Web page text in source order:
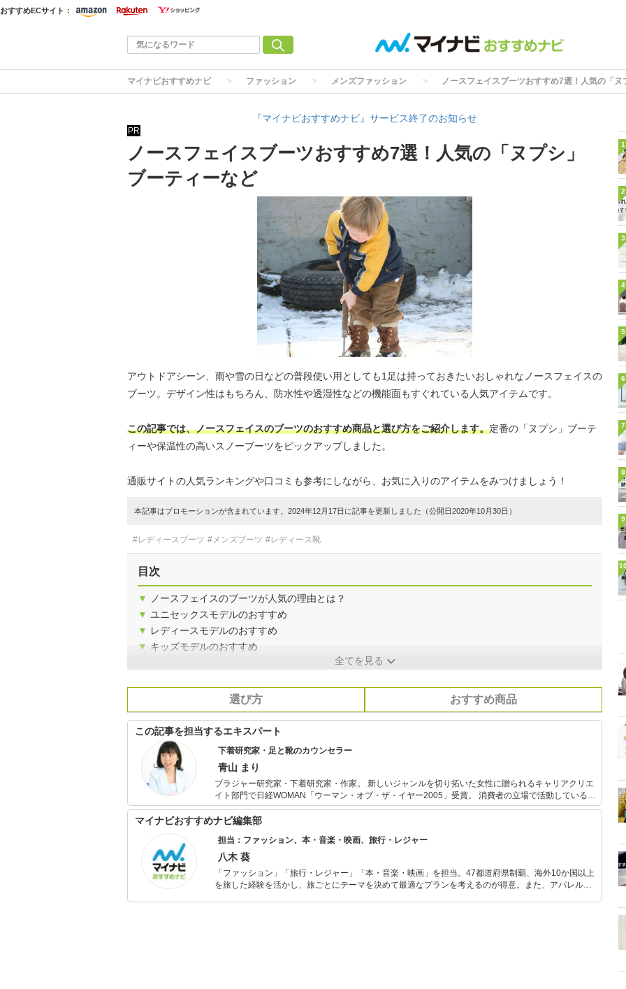
おすすめECサイト：
マイナビおすすめナビ ファッション メンズファッション ノースフェイスブーツおすすめ7選！人気の「
『マイナビおすすめナビ』サービス終了のお知らせ
PR
ノースフェイスブーツおすすめ7選！人気の「ヌプシ」
ブーティーなど
アウトドアシーン、雨や雪の日などの普段使い用としても1足は持っておきたいおしゃれなノースフェイスの
ブーツ。デザイン性はもちろん、防水性や透湿性などの機能面もすぐれている人気アイテムです。
この記事では、ノースフェイスのブーツのおすすめ商品と選び方をご紹介します。定番の「ヌプシ」ブーテ
ィーや保温性の高いスノーブーツをピックアップしました。
通販サイトの人気ランキングや口コミも参考にしながら、お気に入りのアイテムをみつけましょう！
本記事はプロモーションが含まれています。2024年12月17日に記事を更新しました（公開日2020年10月30日）
#レディースブーツ #メンズブーツ #レディース靴
目次
▼
ノースフェイスのブーツが人気の理由とは？
▼ ユニセックスモデルのおすすめ
▼ レディースモデルのおすすめ
▼ キッズモデルのおすすめ
全てを見る
選び方 おすすめ商品
この記事を担当するエキスパート
下着研究家・足と靴のカウンセラー
青山 まり
ブラジャー研究家・下着研究家・作家。 新しいジャンルを切り拓いた女性に贈られるキャリアクリエ
イト部門で日経WOMAN「ウーマン・オブ・ザ・イヤー2005」受賞。 消費者の立場で活動している。
新聞・雑誌・講演・テレビ出演多数。著書に『ブラの本。』（サンマーク出版）『着るだけダイエッ
ト』（東邦出版）ほか多数。 また、2014年に足の怪我をしたことがきっかけで足と靴の研究を始め
術を身につける。 その後、靴工房と靴専門店にて経験を積み、現在「足と靴のカウンセラー」として
も活動中。
マイナビおすすめナビ編集部
担当：ファッション、本・音楽・映画、旅行・レジャー
八木 葵
「ファッション」「旅行・レジャー」「本・音楽・映画」を担当。47都道府県制覇、海外10か国以上
を旅した経験を活かし、旅ごとにテーマを決めて最適なプランを考えるのが得意。また、アパレルシ
1
2
3
4
5
6
7
8
9